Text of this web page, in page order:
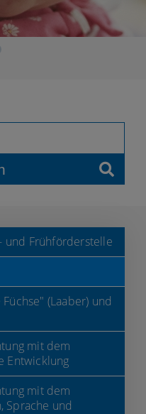
und Frühförderstelle
(Laaber) und
mit dem
Entwicklung
mit dem
Sprache und